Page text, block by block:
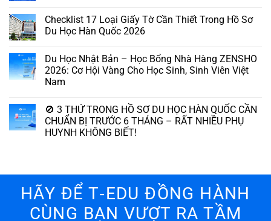
Checklist 17 Loại Giấy Tờ Cần Thiết Trong Hồ Sơ
Du Học Hàn Quốc 2026
Du Học Nhật Bản – Học Bổng Nhà Hàng ZENSHO
2026: Cơ Hội Vàng Cho Học Sinh, Sinh Viên Việt
Nam
🚫 3 THỨ TRONG HỒ SƠ DU HỌC HÀN QUỐC CẦN
CHUẨN BỊ TRƯỚC 6 THÁNG – RẤT NHIỀU PHỤ
HUYNH KHÔNG BIẾT!
HÃY ĐỂ T‑EDU ĐỒNG HÀNH
CÙNG BẠN VƯỢT RA TẦM